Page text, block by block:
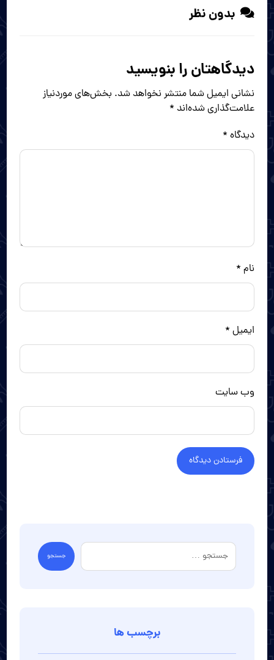
بدون نظر
دیدگاهتان را بنویسید
نشانی ایمیل شما منتشر نخواهد شد. بخش‌های موردنیاز
علامت‌گذاری شده‌اند *
دیدگاه *
نام *
ایمیل *
وب‌ سایت
برچسب ها